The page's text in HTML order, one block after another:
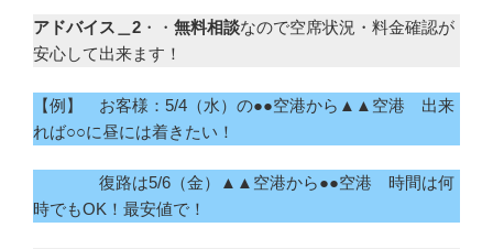
アドバイス＿2 ・・ 無料相談なので空席状況・料金確認が
安心して出来ます！
【例】 お客様：5/4（水）の●●空港から▲▲空港 出来
れば○○に昼には着きたい！
復路は5/6（金）▲▲空港から●●空港 時間は何
時でもOK！最安値で！